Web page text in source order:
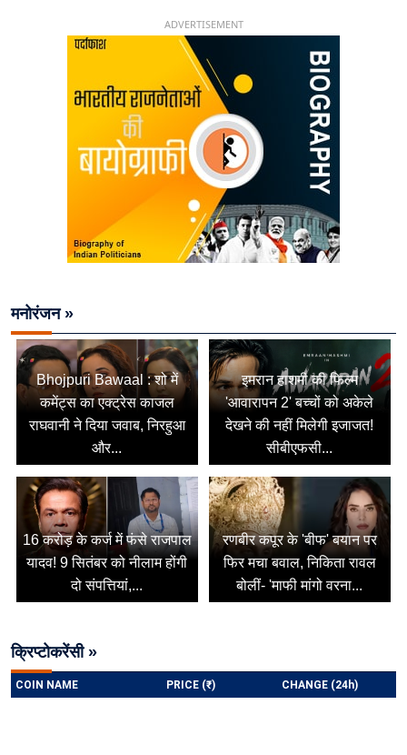
ADVERTISEMENT
मनोरंजन »
Bhojpuri Bawaal : शो में
कमेंट्स का एक्ट्रेस काजल
राघवानी ने दिया जवाब, निरहुआ
और...
इमरान हाशमी की फिल्म
'आवारापन 2' बच्चों को अकेले
देखने की नहीं मिलेगी इजाजत!
सीबीएफसी...
16 करोड़ के कर्ज में फंसे राजपाल
यादव! 9 सितंबर को नीलाम होंगी
दो संपत्तियां,...
रणबीर कपूर के 'बीफ' बयान पर
फिर मचा बवाल, निकिता रावल
बोलीं- 'माफी मांगो वरना...
क्रिप्टोकरेंसी »